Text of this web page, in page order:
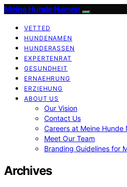
Meine Hunde Namen
VETTED
HUNDENAMEN
HUNDERASSEN
EXPERTENRAT
GESUNDHEIT
ERNAEHRUNG
ERZIEHUNG
ABOUT US
Our Vision
Contact Us
Careers at Meine Hunde
Meet Our Team
Branding Guidelines for
Archives